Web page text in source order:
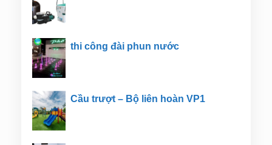
thi công đài phun nước
Cầu trượt – Bộ liên hoàn VP1